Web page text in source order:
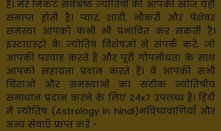
है। मेरे निकट सर्वश्रेष्ठ ज्योतिषी की आपकी खोज यहीं
समाप्त होती है। प्यार, शादी, नौकरी और पेशेवर
समस्या आपको कभी भी प्रभावित कर सकती है।
इंस्टाएस्ट्रो के ज्योतिष विशेषज्ञों से संपर्क करें, जो
आपकी परवाह करते हैं और पूरी गोपनीयता के साथ
आपको सहायता प्रदान करते हैं। वे आपकी सभी
चिंताओं और समस्याओं का सटीक ज्योतिषीय
समाधान प्रदान करने के लिए 24x7 उपलब्ध हैं। हिंदी
में ज्योतिष (Astrology in hindi)भविष्यवाणियाँ और
अन्य सेवाएँ प्राप्त करें -